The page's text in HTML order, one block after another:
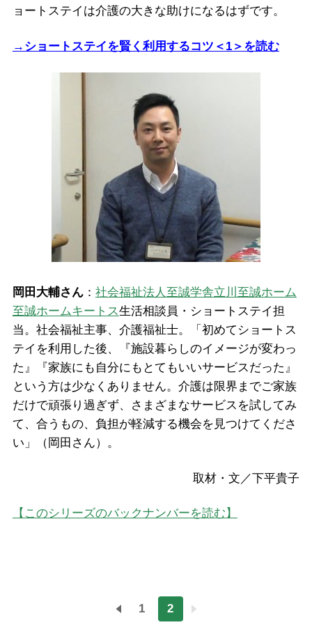
ョートステイは介護の大きな助けになるはずです。
→ショートステイを賢く利用するコツ＜1＞を読む
岡田大輔さん： 社会福祉法人至誠学舎立川至誠ホーム
至誠ホームキートス生活相談員・ショートステイ担
当。社会福祉主事、介護福祉士。「初めてショートス
テイを利用した後、『施設暮らしのイメージが変わっ
た』『家族にも自分にもとてもいいサービスだった』
という方は少なくありません。介護は限界までご家族
だけで頑張り過ぎず、さまざまなサービスを試してみ
て、合うもの、負担が軽減する機会を見つけてくださ
い」（岡田さん）。
取材・文／下平貴子
【このシリーズのバックナンバーを読む】
1 2